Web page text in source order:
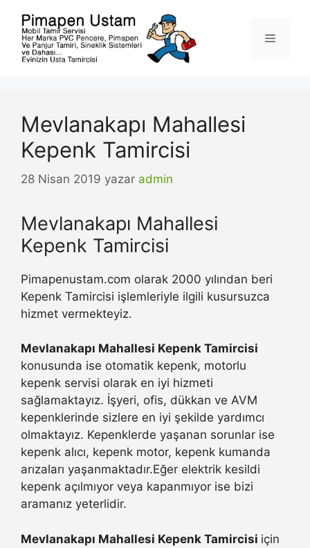
Menü
Mevlanakapı Mahallesi
Kepenk Tamircisi
28 Nisan 2019 yazar admin
Mevlanakapı Mahallesi
Kepenk Tamircisi
Pimapenustam.com olarak 2000 yılından beri
Kepenk Tamircisi işlemleriyle ilgili kusursuzca
hizmet vermekteyiz.
Mevlanakapı Mahallesi Kepenk Tamircisi
konusunda ise otomatik kepenk, motorlu
kepenk servisi olarak en iyi hizmeti
sağlamaktayız. İşyeri, ofis, dükkan ve AVM
kepenklerinde sizlere en iyi şekilde yardımcı
olmaktayız. Kepenklerde yaşanan sorunlar ise
kepenk alıcı, kepenk motor, kepenk kumanda
arızaları yaşanmaktadır.Eğer elektrik kesildi
kepenk açılmıyor veya kapanmıyor ise bizi
aramanız yeterlidir.
Mevlanakapı Mahallesi Kepenk Tamircisi için